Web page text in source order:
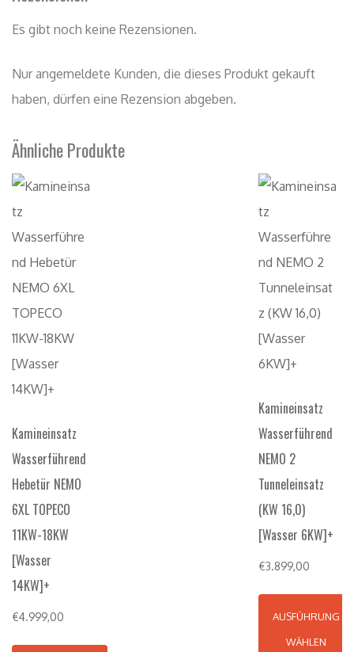
Es gibt noch keine Rezensionen.
Nur angemeldete Kunden, die dieses Produkt gekauft
haben, dürfen eine Rezension abgeben.
Ähnliche Produkte
Kamineinsatz
Wasserführend
Hebetür NEMO
6XL TOPECO
11KW-18KW
[Wasser
14KW]+
€4.999,00
Kamineinsatz
Wasserführend
NEMO 2
Tunneleinsatz
(KW 16,0)
[Wasser 6KW]+
€3.899,00
AUSFÜHRUNG
WÄHLEN